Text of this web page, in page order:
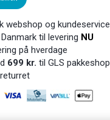
webshop og kundeservice
til levering NU
på hverdage
699 kr. til GLS pakkeshop